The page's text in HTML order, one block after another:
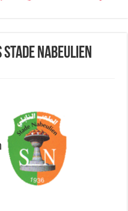
Nabeulien